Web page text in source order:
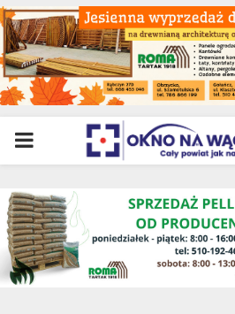
PRIMARY
MENU